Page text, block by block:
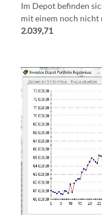
Im Depot befinden
mit einem noch
2.039,71